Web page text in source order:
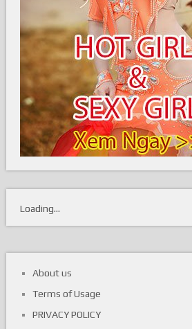
Loading...
About us
Terms of Usage
PRIVACY POLICY